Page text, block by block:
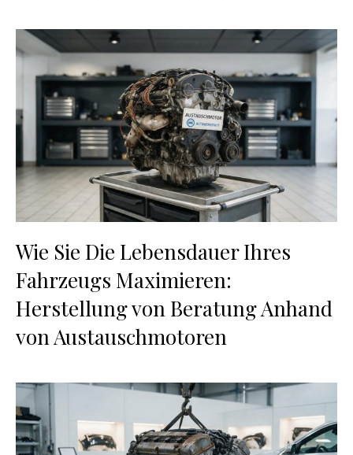
Wie Sie Die Lebensdauer Ihres
Fahrzeugs Maximieren:
Herstellung von Beratung Anhand
von Austauschmotoren